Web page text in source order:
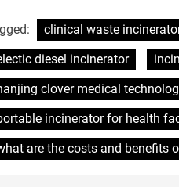
clinical waste
diesel incinerator
clover medical
incinerator for health
are the costs and benefits